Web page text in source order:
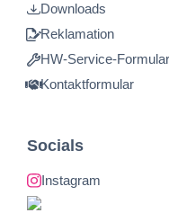
Downloads
Reklamation
HW-Service-Formular
Kontaktformular
Socials
Instagram